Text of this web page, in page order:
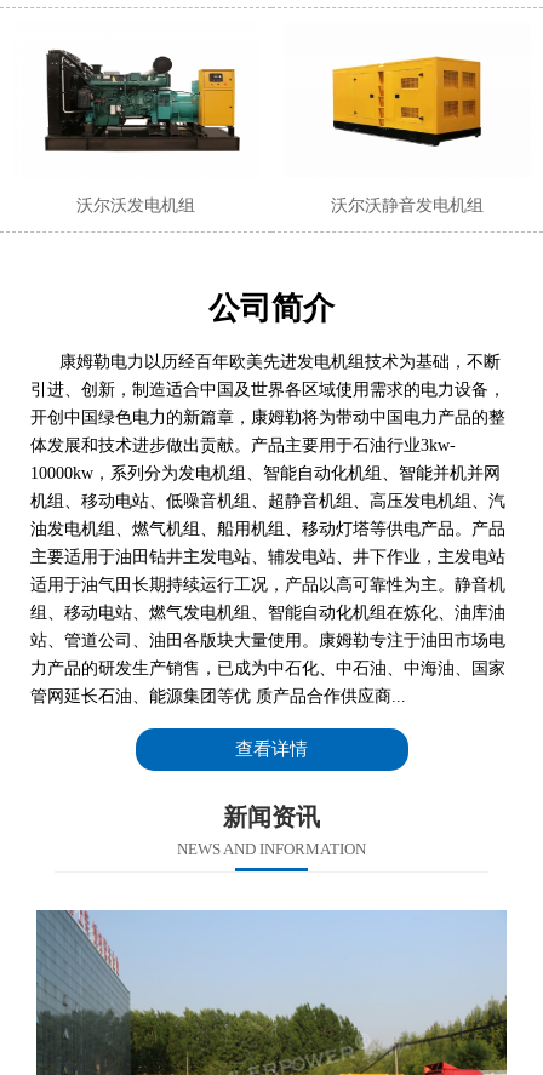
沃尔沃发电机组 沃尔沃静音发电机组
公司简介
康姆勒电力以历经百年欧美先进发电机组技术为基础，不断
引进、创新，制造适合中国及世界各区域使用需求的电力设备，
开创中国绿色电力的新篇章，康姆勒将为带动中国电力产品的整
体发展和技术进步做出贡献。产品主要用于石油行业3kw-
10000kw，系列分为发电机组、智能自动化机组、智能并机并网
机组、移动电站、低噪音机组、超静音机组、高压发电机组、汽
油发电机组、燃气机组、船用机组、移动灯塔等供电产品。产品
主要适用于油田钻井主发电站、辅发电站、井下作业，主发电站
适用于油气田长期持续运行工况，产品以高可靠性为主。静音机
组、移动电站、燃气发电机组、智能自动化机组在炼化、油库油
站、管道公司、油田各版块大量使用。康姆勒专注于油田市场电
力产品的研发生产销售，已成为中石化、中石油、中海油、国家
管网延长石油、能源集团等优 质产品合作供应商...
查看详情
新闻资讯
NEWS AND INFORMATION